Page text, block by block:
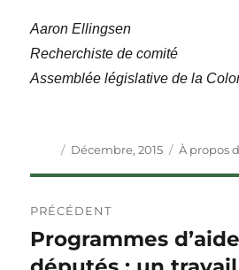
Aaron Ellingsen
Recherchiste de comité
Assemblée législative de la
Auteur
Publié
Décembre, 2015 À propos
de
PRÉCÉDENT
Article
précédent :
Programmes